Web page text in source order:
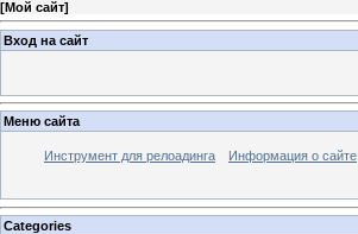
[Мой сайт]
Вход на сайт
Меню сайта
Инструмент для релоадинга Информация о сайте
Categories